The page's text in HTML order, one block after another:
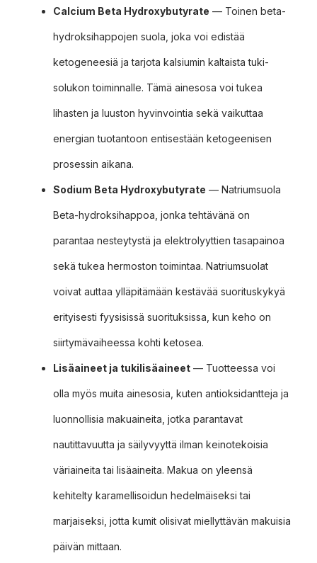
Calcium Beta Hydroxybutyrate — Toinen beta-
hydroksihappojen suola, joka voi edistää
ketogeneesiä ja tarjota kalsiumin kaltaista tuki-
solukon toiminnalle. Tämä ainesosa voi tukea
lihasten ja luuston hyvinvointia sekä vaikuttaa
energian tuotantoon entisestään ketogeenisen
prosessin aikana.
Sodium Beta Hydroxybutyrate — Natriumsuola
Beta-hydroksihappoa, jonka tehtävänä on
parantaa nesteytystä ja elektrolyyttien tasapainoa
sekä tukea hermoston toimintaa. Natriumsuolat
voivat auttaa ylläpitämään kestävää suorituskykyä
erityisesti fyysisissä suorituksissa, kun keho on
siirtymävaiheessa kohti ketosea.
Lisäaineet ja tukilisäaineet — Tuotteessa voi
olla myös muita ainesosia, kuten antioksidantteja ja
luonnollisia makuaineita, jotka parantavat
nautittavuutta ja säilyvyyttä ilman keinotekoisia
väriaineita tai lisäaineita. Makua on yleensä
kehitelty karamellisoidun hedelmäiseksi tai
marjaiseksi, jotta kumit olisivat miellyttävän makuisia
päivän mittaan.